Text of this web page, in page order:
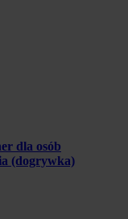
dla osób
(dogrywka)